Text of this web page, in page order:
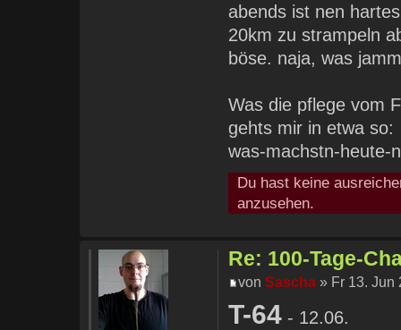
abends ist nen
20km zu strampeln
böse. naja, was
Was die pflege vom
gehts mir in etwa so:
was-machstn-heute-
Du hast keine
anzusehen.
Re: 100-Tage-
vonSascha » Fr 13. Jun
T-64 - 12.06.